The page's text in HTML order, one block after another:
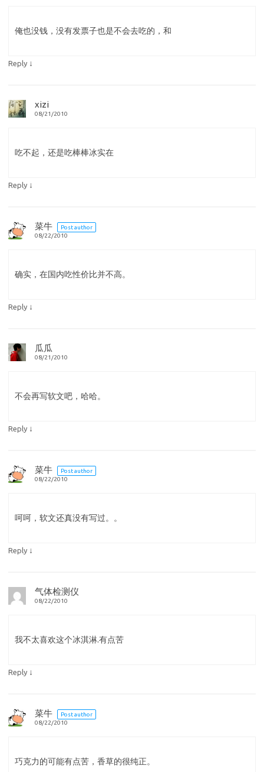
俺也没钱，没有发票子也是不会去吃的，和
Reply ↓
xizi
08/21/2010
吃不起，还是吃棒棒冰实在
Reply ↓
菜牛
Post author
08/22/2010
确实，在国内吃性价比并不高。
Reply ↓
瓜瓜
08/21/2010
不会再写软文吧，哈哈。
Reply ↓
菜牛
Post author
08/22/2010
呵呵，软文还真没有写过。。
Reply ↓
气体检测仪
08/22/2010
我不太喜欢这个冰淇淋.有点苦
Reply ↓
菜牛
Post author
08/22/2010
巧克力的可能有点苦，香草的很纯正。